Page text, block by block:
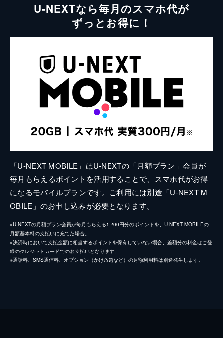
U-NEXTなら毎月のスマホ代が
ずっとお得に！
「U-NEXT MOBILE」はU-NEXTの「月額プラン」会員が
毎月もらえるポイントを活用することで、スマホ代がお得
になるモバイルプランです。ご利用には別途「U-NEXT M
OBILE」のお申し込みが必要となります。
※U-NEXTの月額プラン会員が毎月もらえる1,200円分のポイントを、U-NEXT MOBILEの
月額基本料の支払いに充てた場合。
※決済時において支払金額に相当するポイントを保有していない場合、差額分の料金はご登
録のクレジットカードでのお支払いとなります。
※通話料、SMS通信料、オプション（かけ放題など）の月額利用料は別途発生します。